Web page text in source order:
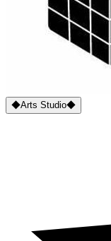
◆Arts Studio◆